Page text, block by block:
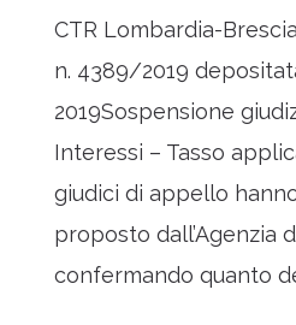
CTR Lombardia-
n. 4389/2019
2019Sospensione
Interessi – Tasso
giudici di appello
proposto dall’Agenzia
confermando quanto